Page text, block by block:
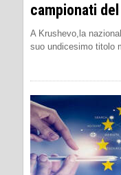
campionati
A Krushevo,la
suo undicesimo titolo